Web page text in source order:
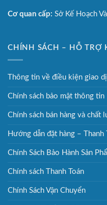
Cơ quan cấp: Sở Kế Hoạch
CHÍNH SÁCH – HỖ TRỢ
Thông tin về điều kiện giao
Chính sách bảo mật thông tin
Chính sách bán hàng và chất
Hướng dẫn đặt hàng – Thanh
Chính Sách Bảo Hành Sản
Chính sách Thanh Toán
Chính Sách Vận Chuyển